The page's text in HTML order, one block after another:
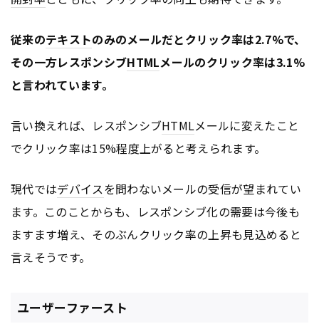
従来のテキストのみのメールだとクリック率は2.7%で、
その一方レスポンシブHTMLメールのクリック率は3.1%
と言われています。
言い換えれば、レスポンシブHTMLメールに変えたこと
でクリック率は15%程度上がると考えられます。
現代ではデバイスを問わないメールの受信が望まれてい
ます。このことからも、レスポンシブ化の需要は今後も
ますます増え、そのぶんクリック率の上昇も見込めると
言えそうです。
ユーザーファースト